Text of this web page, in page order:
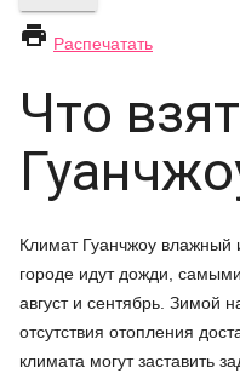
 Распечатать
Что
Климат Гуанчжоу
городе идут дожди,
август и сентябрь. Зимой
отсутствия отопления
климата могут заставить